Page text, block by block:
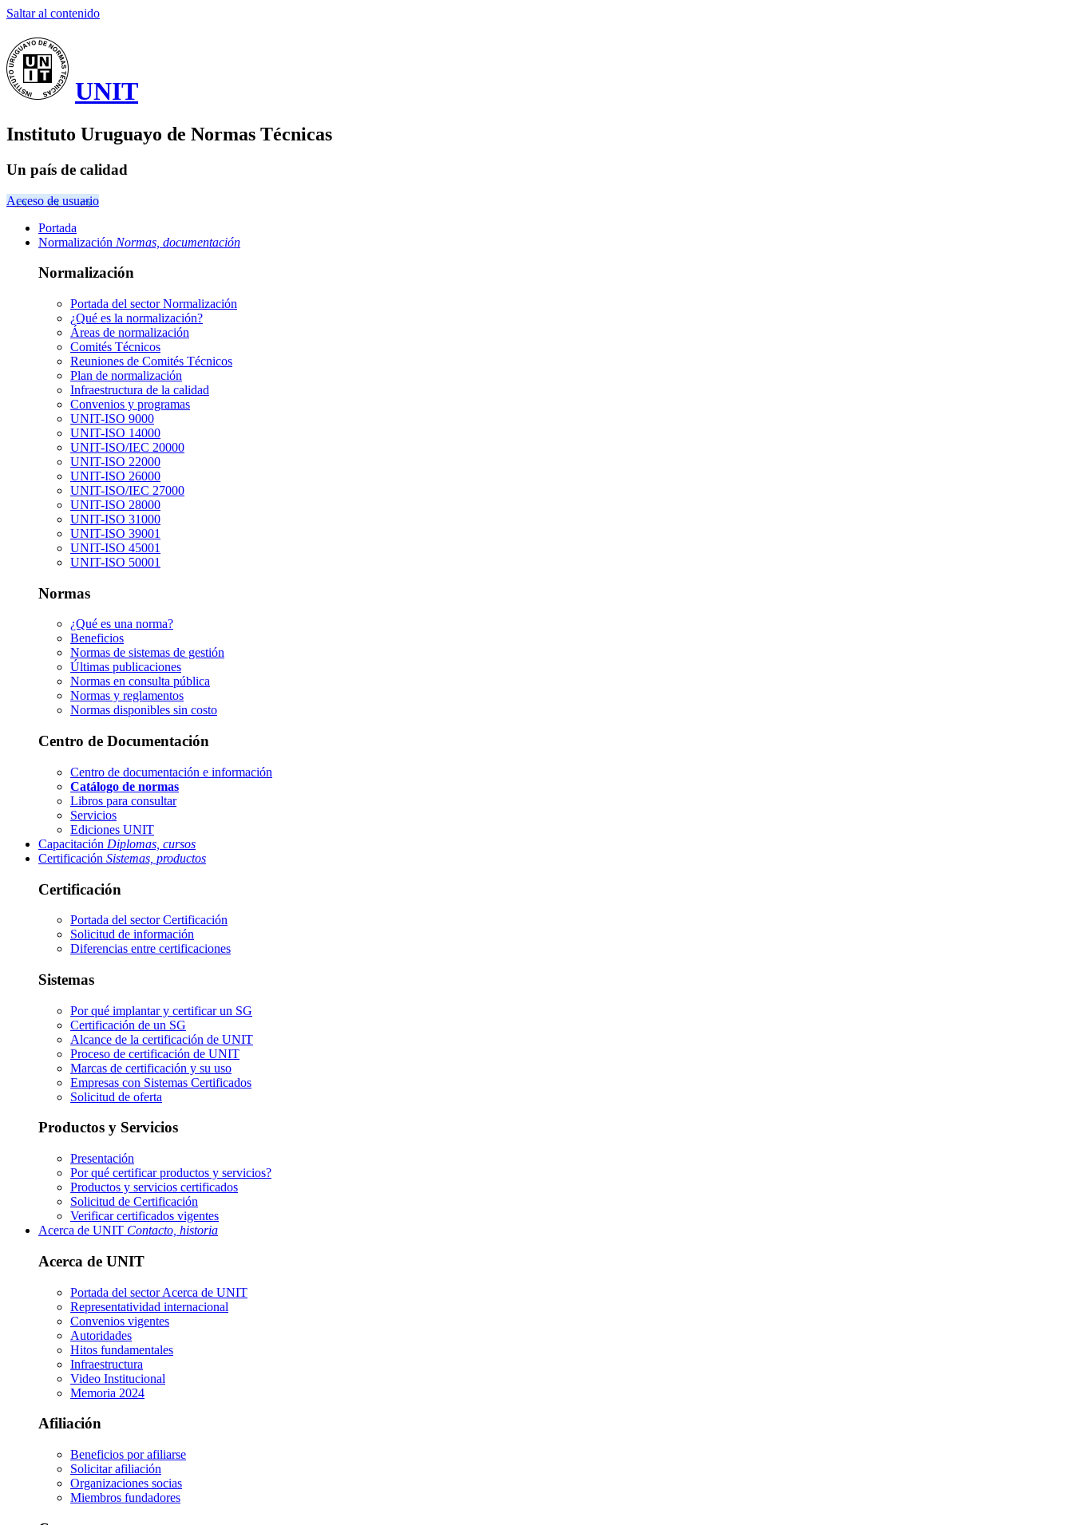
Saltar al contenido
UNIT
Instituto Uruguayo de Normas Técnicas
Un país de calidad
Acceso de usuario
Portada
Normalización Normas, documentación
Normalización
Portada del sectorNormalización
¿Qué es la normalización?
Áreas de normalización
Comités Técnicos
Reuniones de Comités Técnicos
Plan de normalización
Infraestructura de la calidad
Convenios y programas
UNIT-ISO 9000
UNIT-ISO 14000
UNIT-ISO/IEC 20000
UNIT-ISO 22000
UNIT-ISO 26000
UNIT-ISO/IEC 27000
UNIT-ISO 28000
UNIT-ISO 31000
UNIT-ISO 39001
UNIT-ISO 45001
UNIT-ISO 50001
Normas
¿Qué es una norma?
Beneficios
Normas de sistemas de gestión
Últimas publicaciones
Normas en consulta pública
Normas y reglamentos
Normas disponibles sin costo
Centro de Documentación
Centro de documentación e información
Catálogo de normas
Libros para consultar
Servicios
Ediciones UNIT
Capacitación Diplomas, cursos
Certificación Sistemas, productos
Certificación
Portada del sectorCertificación
Solicitud de información
Diferencias entre certificaciones
Sistemas
Por qué implantar y certificar un SG
Certificación de un SG
Alcance de la certificación de UNIT
Proceso de certificación de UNIT
Marcas de certificación y su uso
Empresas con Sistemas Certificados
Solicitud de oferta
Productos y Servicios
Presentación
Por qué certificar productos y servicios?
Productos y servicios certificados
Solicitud de Certificación
Verificar certificados vigentes
Acerca de UNIT Contacto, historia
Acerca de UNIT
Portada del sectorAcerca de UNIT
Representatividad internacional
Convenios vigentes
Autoridades
Hitos fundamentales
Infraestructura
Video Institucional
Memoria 2024
Afiliación
Beneficios por afiliarse
Solicitar afiliación
Organizaciones socias
Miembros fundadores